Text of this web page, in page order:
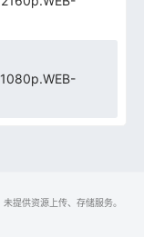
提供资源上传、存储服务。